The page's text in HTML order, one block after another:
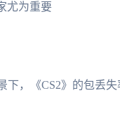
尤为重要
，《CS2》的包丢失